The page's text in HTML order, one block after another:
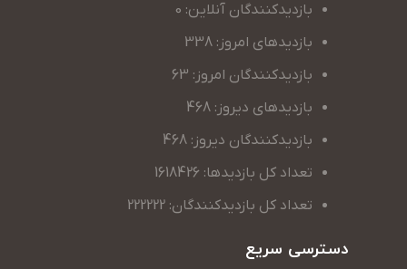
بازدیدکنندگان آنلاین: 0
بازدیدهای امروز: 338
بازدیدکنندگان امروز: 63
بازدیدهای دیروز: 468
بازدیدکنندگان دیروز: 468
تعداد کل بازدیدها: 1618426
تعداد کل بازدیدکنندگان: 222222
دسترسی سریع